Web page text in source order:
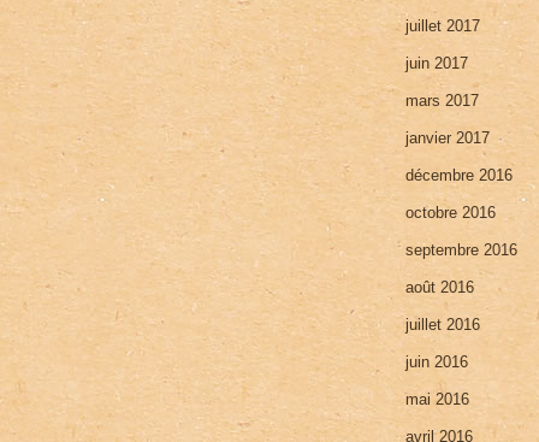
juillet 2017
juin 2017
mars 2017
janvier 2017
décembre 2016
octobre 2016
septembre 2016
août 2016
juillet 2016
juin 2016
mai 2016
avril 2016